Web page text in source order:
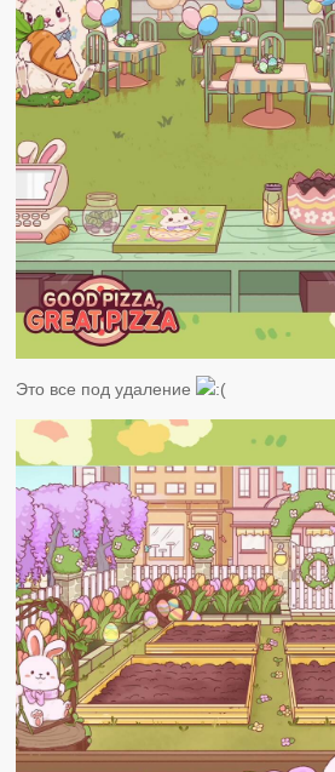
Это все под удаление